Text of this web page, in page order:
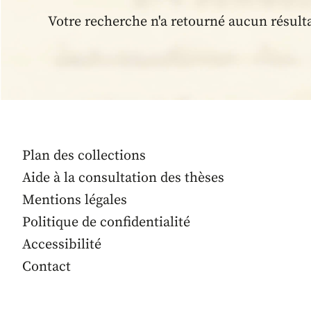
Votre recherche n'a retourné aucun
Plan des collections
Aide à la consultation des thèses
Mentions légales
Politique de confidentialité
Accessibilité
Contact